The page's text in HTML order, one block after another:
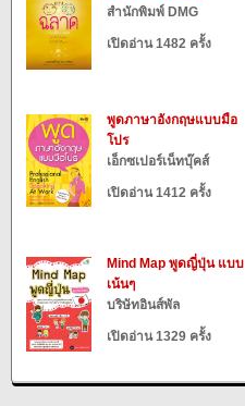
สำนักพิมพ์ DMG
เปิดอ่าน 1482 ครั้ง
พูดภาษาอังกฤษแบบมือ
โปร
เอ็กซเปอร์เน็ทบุ๊คส์
เปิดอ่าน 1412 ครั้ง
Mind Map พูดญี่ปุ่น แบบ
เน้นๆ
บริษัทอินส์พัล
เปิดอ่าน 1329 ครั้ง